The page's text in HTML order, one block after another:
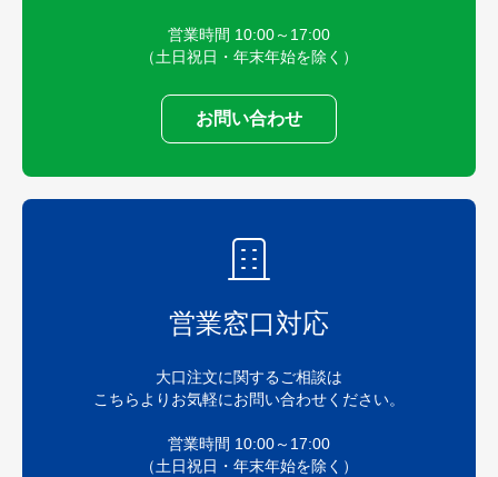
営業時間 10:00～17:00
（土日祝日・年末年始を除く）
お問い合わせ
営業窓口対応
大口注文に関するご相談は
こちらよりお気軽にお問い合わせください。
営業時間 10:00～17:00
（土日祝日・年末年始を除く）